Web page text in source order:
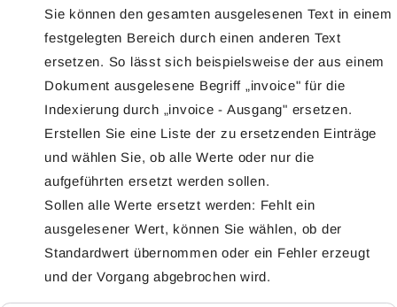
Sie können den gesamten ausgelesenen Text in einem
festgelegten Bereich durch einen anderen Text
ersetzen. So lässt sich beispielsweise der aus einem
Dokument ausgelesene Begriff „invoice" für die
Indexierung durch „invoice - Ausgang" ersetzen.
Erstellen Sie eine Liste der zu ersetzenden Einträge
und wählen Sie, ob alle Werte oder nur die
aufgeführten ersetzt werden sollen.
Sollen alle Werte ersetzt werden: Fehlt ein
ausgelesener Wert, können Sie wählen, ob der
Standardwert übernommen oder ein Fehler erzeugt
und der Vorgang abgebrochen wird.